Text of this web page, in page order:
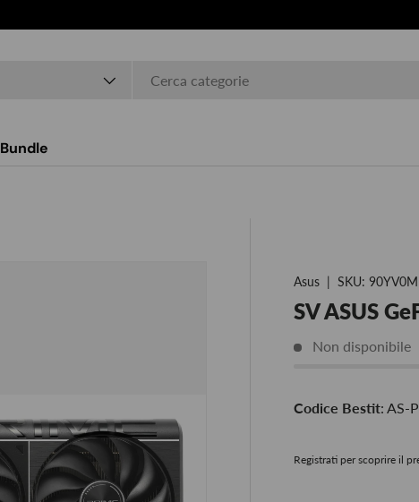
Bundle
Asus | SKU:
SV ASUS
Non disponibile
Codice Bestit: AS-
Registrati per scoprire il